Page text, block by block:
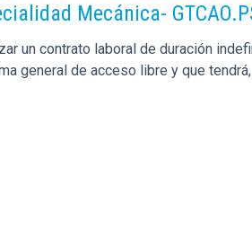
Mecánica-
un contrato laboral de duración
general de acceso libre y que